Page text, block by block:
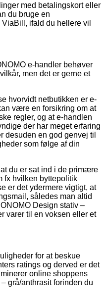
med betalingskort eller
du bruge en
ifald du hellere vil
e-handler behøver
men det er gerne et
hvorvidt netbutikken er e-
være en forsikring om at
regler, og at e-handlen
der har meget erfaring
desuden en god genvej til
som følge af din
du er sat ind i de primære
fx hvilken byttepolitik
er det ydermere vigtigt, at
således man altid
Design stativ –
varer til en voksen eller et
for at beskue
ratings og derved er det
online shoppens
grå/anthrasit forinden du